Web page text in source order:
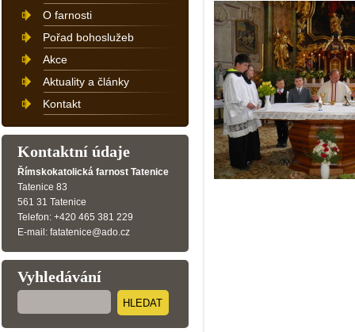
O farnosti
Pořad bohoslužeb
Akce
Aktuality a články
Kontakt
Kontaktní údaje
Římskokatolická farnost Tatenice
Tatenice 83
561 31 Tatenice
Telefon: +420 465 381 229
E-mail: fatatenice@ado.cz
Vyhledávání
HLEDAT